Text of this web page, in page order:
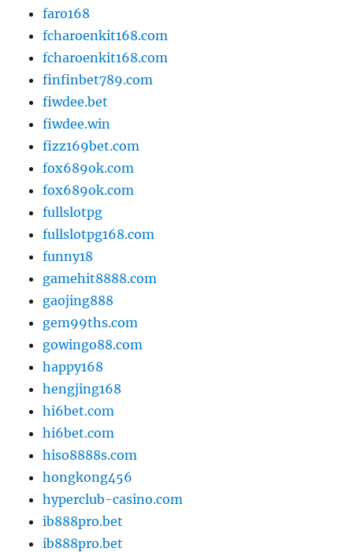
faro168
fcharoenkit168.com
fcharoenkit168.com
finfinbet789.com
fiwdee.bet
fiwdee.win
fizz169bet.com
fox689ok.com
fox689ok.com
fullslotpg
fullslotpg168.com
funny18
gamehit8888.com
gaojing888
gem99ths.com
gowingo88.com
happy168
hengjing168
hi6bet.com
hi6bet.com
hiso8888s.com
hongkong456
hyperclub-casino.com
ib888pro.bet
ib888pro.bet